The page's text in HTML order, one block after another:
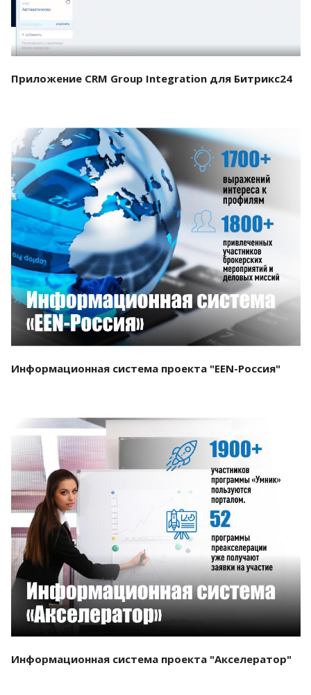
Приложение CRM Group Integration для Битрикс24
Смотреть проект
Информационная система проекта "EEN-Россия"
Смотреть проект
Информационная система проекта "Акселератор"